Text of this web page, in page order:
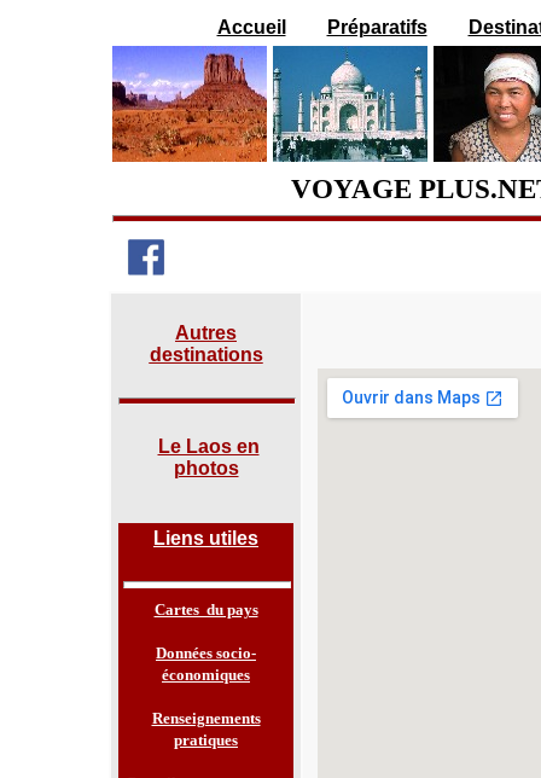
Accueil Préparatifs
VOYAGE
Autres
destinations
Le Laos en
photos
Liens utiles
Cartes du pays
Données socio-
économiques
Renseignements
pratiques